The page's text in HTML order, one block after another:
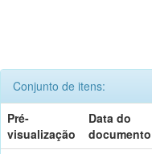
Conjunto de itens:
Pré-
visualização
Data do
documento